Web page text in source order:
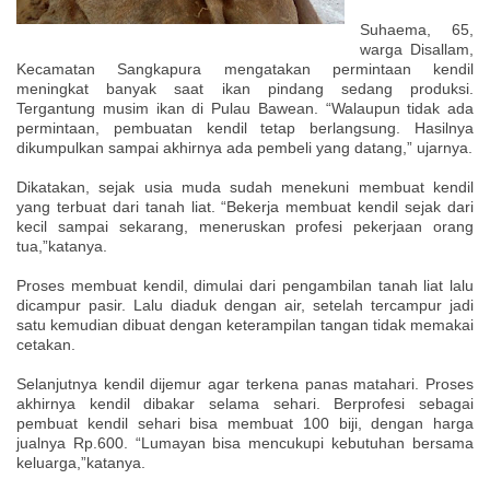
Suhaema, 65,
warga Disallam,
Kecamatan Sangkapura mengatakan permintaan kendil
meningkat banyak saat ikan pindang sedang produksi.
Tergantung musim ikan di Pulau Bawean. “Walaupun tidak ada
permintaan, pembuatan kendil tetap berlangsung. Hasilnya
dikumpulkan sampai akhirnya ada pembeli yang datang,” ujarnya.
Dikatakan, sejak usia muda sudah menekuni membuat kendil
yang terbuat dari tanah liat. “Bekerja membuat kendil sejak dari
kecil sampai sekarang, meneruskan profesi pekerjaan orang
tua,”katanya.
Proses membuat kendil, dimulai dari pengambilan tanah liat lalu
dicampur pasir. Lalu diaduk dengan air, setelah tercampur jadi
satu kemudian dibuat dengan keterampilan tangan tidak memakai
cetakan.
Selanjutnya kendil dijemur agar terkena panas matahari. Proses
akhirnya kendil dibakar selama sehari. Berprofesi sebagai
pembuat kendil sehari bisa membuat 100 biji, dengan harga
jualnya Rp.600. “Lumayan bisa mencukupi kebutuhan bersama
keluarga,”katanya.